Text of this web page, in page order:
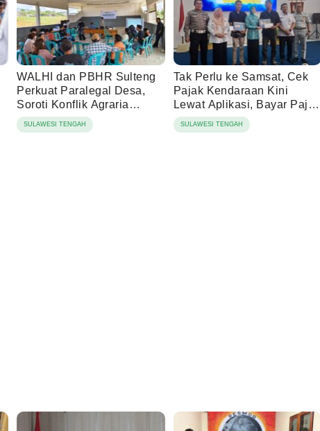
WALHI dan PBHR Sulteng
Perkuat Paralegal Desa,
Soroti Konflik Agraria
Badan Bank Tanah di Napu
SULAWESI TENGAH
Tak Perlu ke Samsat, Cek
Pajak Kendaraan Kini
Lewat Aplikasi, Bayar Pajak
Berpeluang Raih Umrah
Gratis
SULAWESI TENGAH